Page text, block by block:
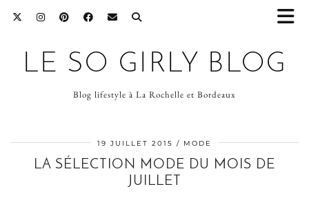
LE SO GIRLY BLOG
Blog lifestyle à La Rochelle et Bordeaux
19 JUILLET 2015 MODE
LA SÉLECTION MODE DU MOIS DE
JUILLET